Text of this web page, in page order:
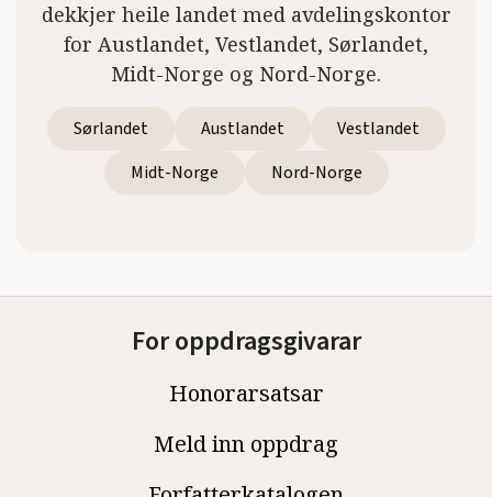
dekkjer heile landet med avdelingskontor
for Austlandet, Vestlandet, Sørlandet,
Midt-Norge og Nord-Norge.
Sørlandet Austlandet
Vestlandet
Midt-Norge
Nord-Norge
For oppdragsgivarar
Honorarsatsar
Meld inn oppdrag